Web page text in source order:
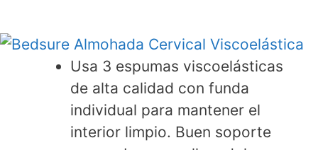
Usa 3 espumas viscoelásticas
de alta calidad con funda
individual para mantener el
interior limpio. Buen soporte